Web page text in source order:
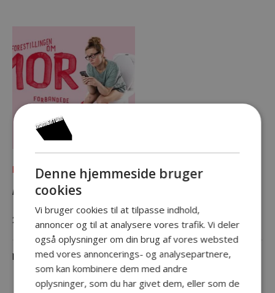
Project
FORESTILLINGEN OM MOR
22.04 – 24.04.2027
In TEATER
Denne hjemmeside bruger
cookies
Vi bruger cookies til at tilpasse indhold,
annoncer og til at analysere vores trafik. Vi deler
også oplysninger om din brug af vores websted
med vores annoncerings- og analysepartnere,
som kan kombinere dem med andre
oplysninger, som du har givet dem, eller som de